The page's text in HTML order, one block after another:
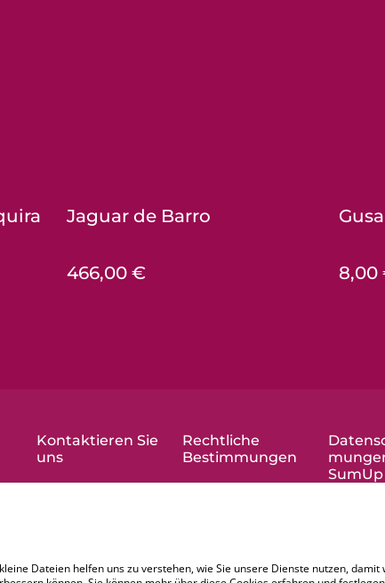
Jaguar de Barro
466,00 € 8,00
Kontaktieren Sie
uns
Rechtliche
Bestimmungen
SumUp
Dateien helfen uns zu verstehen, wie Sie unsere Dienste nutzen, damit